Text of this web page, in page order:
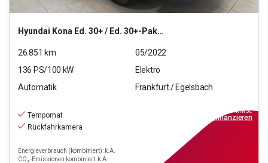
Hyundai Kona Ed. 30+ / Ed. 30+-Paket Elektro 2WD
26.851 km
05/2022
136 PS/100 kW
Elektro
Automatik
Frankfurt / Egelsbach
Tempomat
Rückfahrkamera
Energieverbrauch (kombiniert): k.A.
CO₂-Emissionen kombiniert: k.A.
inkl.MwSt.
finanzieren